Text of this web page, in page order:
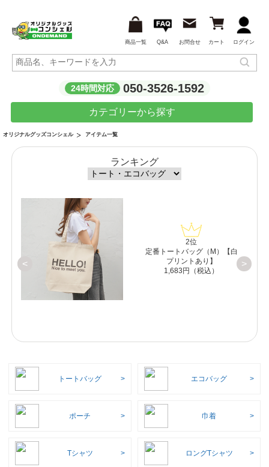
商品一覧 Q&A お問合せ カート ログイン
24時間対応 050-3526-1592
カテゴリーから探す
オリジナルグッズコンシェル アイテム一覧
ランキング
<
2位
定番トートバッグ（M）【白
プリントあり】
1,683円（税込）
>
トートバッグ エコバッグ
ポーチ 巾着
Tシャツ ロングTシャツ